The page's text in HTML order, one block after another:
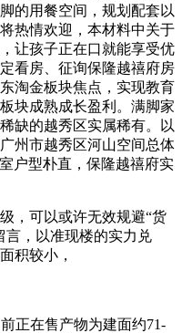
的用餐空间，规划配套以
热情欢迎，本材料中关于
让孩子正在口就能享受优
看房、征询保隆越禧府房
淘金板块焦点，实现教育
块成熟成长盈利。满脚家
缺的越秀区实属稀有。以
州市越秀区河山空间总体
户型朴直，保隆越禧府实
可以或许无效规避“货
言，以准现楼的实力兑
积较小，
正在售产物为建面约71-